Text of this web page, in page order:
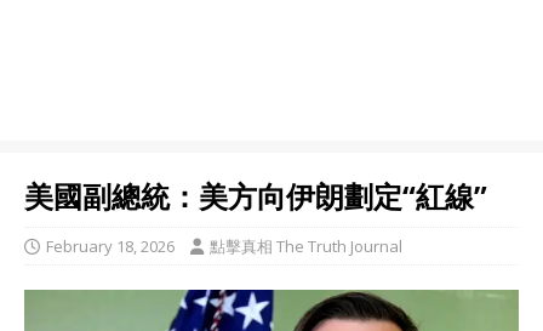
美國副總統：美方向伊朗劃定“紅線”
February 18, 2026 點擊真相 The Truth Journal